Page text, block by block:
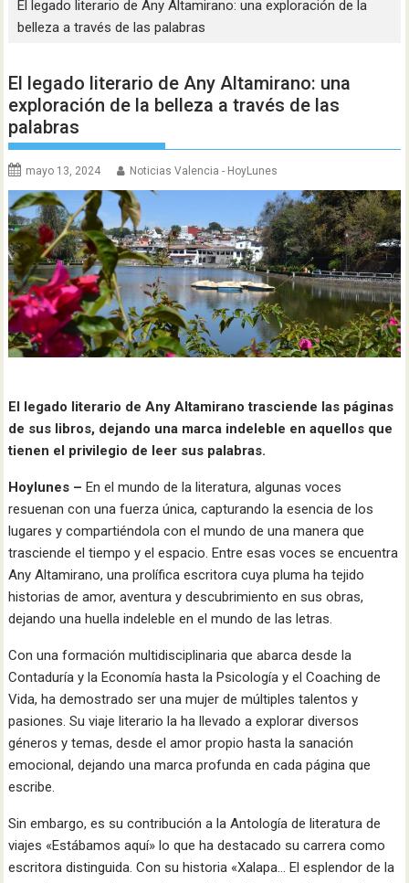
El legado literario de Any Altamirano: una exploración de la
belleza a través de las palabras
El legado literario de Any Altamirano: una
exploración de la belleza a través de las
palabras
mayo 13, 2024 Noticias Valencia - HoyLunes
El legado literario de Any Altamirano trasciende las páginas
de sus libros, dejando una marca indeleble en aquellos que
tienen el privilegio de leer sus palabras.
Hoylunes – En el mundo de la literatura, algunas voces
resuenan con una fuerza única, capturando la esencia de los
lugares y compartiéndola con el mundo de una manera que
trasciende el tiempo y el espacio. Entre esas voces se encuentra
Any Altamirano, una prolífica escritora cuya pluma ha tejido
historias de amor, aventura y descubrimiento en sus obras,
dejando una huella indeleble en el mundo de las letras.
Con una formación multidisciplinaria que abarca desde la
Contaduría y la Economía hasta la Psicología y el Coaching de
Vida, ha demostrado ser una mujer de múltiples talentos y
pasiones. Su viaje literario la ha llevado a explorar diversos
géneros y temas, desde el amor propio hasta la sanación
emocional, dejando una marca profunda en cada página que
escribe.
Sin embargo, es su contribución a la Antología de literatura de
viajes «Estábamos aquí» lo que ha destacado su carrera como
escritora distinguida. Con su historia «Xalapa… El esplendor de la